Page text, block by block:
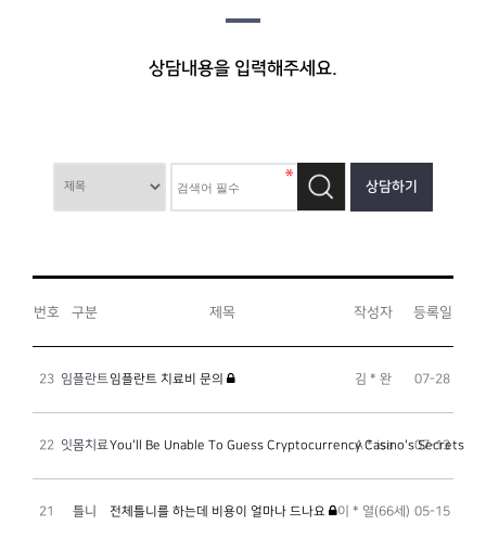
상담내용을 입력해주세요.
상담하기
번호 구분 제목 작성자 등록일
23 임플란트임플란트 치료비 문의 김 * 완 07-28
22 잇몸치료You'll Be Unable To Guess Cryptocurrency Casino's Secrets
A * isa 07-13
21 틀니 전체틀니를 하는데 비용이 얼마나 드나요 이 * 열(66세) 05-15